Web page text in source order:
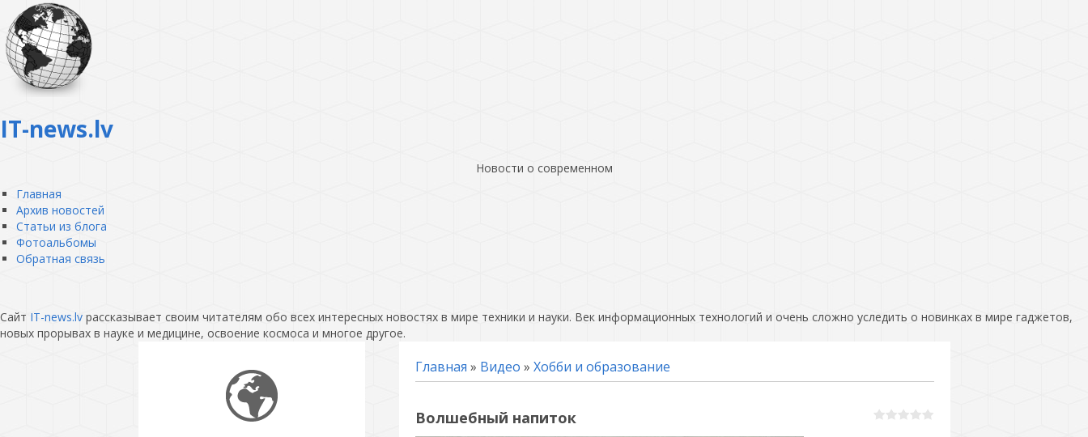
IT-news.lv
Новости о современном
Главная
Архив новостей
Статьи из блога
Фотоальбомы
Обратная связь
Сайт IT-news.lv рассказывает своим читателям обо всех интересных новостях в мире техники и науки. Век информационных технологий и очень сложно уследить о новинках в мире гаджетов,
новых прорывах в науке и медицине, освоение космоса и многое другое.
Главная » Видео » Хобби и образование
Волшебный напиток